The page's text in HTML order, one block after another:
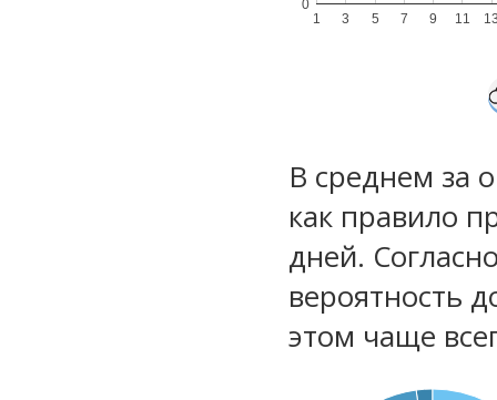
1 3 5 7 9 11
0
В среднем за
как правило
дней.
вероятность
этом чаще